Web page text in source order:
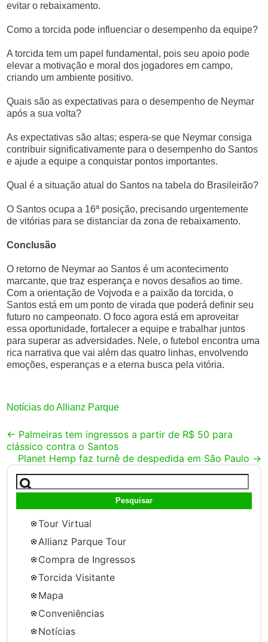
evitar o rebaixamento.
Como a torcida pode influenciar o desempenho da equipe?
A torcida tem um papel fundamental, pois seu apoio pode
elevar a motivação e moral dos jogadores em campo,
criando um ambiente positivo.
Quais são as expectativas para o desempenho de Neymar
após a sua volta?
As expectativas são altas; espera-se que Neymar consiga
contribuir significativamente para o desempenho do Santos
e ajude a equipe a conquistar pontos importantes.
Qual é a situação atual do Santos na tabela do Brasileirão?
O Santos ocupa a 16ª posição, precisando urgentemente
de vitórias para se distanciar da zona de rebaixamento.
Conclusão
O retorno de Neymar ao Santos é um acontecimento
marcante, que traz esperança e novos desafios ao time.
Com a orientação de Vojvoda e a paixão da torcida, o
Santos está em um ponto de virada que poderá definir seu
futuro no campeonato. O foco agora está em aproveitar
essa oportunidade, fortalecer a equipe e trabalhar juntos
para superar as adversidades. Nele, o futebol encontra uma
rica narrativa que vai além das quatro linhas, envolvendo
emoções, esperanças e a eterna busca pela vitória.
Notícias do Allianz Parque
Post
navigation
← Palmeiras tem ingressos a partir de R$ 50 para
clássico contra o Santos
Planet Hemp faz turnê de despedida em São Paulo →
Pesquisar
por:
Tour Virtual
Allianz Parque Tour
Compra de Ingressos
Torcida Visitante
Mapa
Conveniências
Notícias